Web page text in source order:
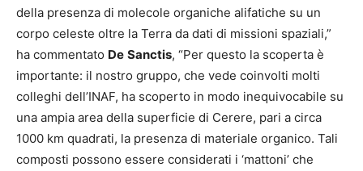
della presenza di molecole organiche alifatiche su un
corpo celeste oltre la Terra da dati di missioni spaziali,”
ha commentato De Sanctis, “Per questo la scoperta è
importante: il nostro gruppo, che vede coinvolti molti
colleghi dell’INAF, ha scoperto in modo inequivocabile su
una ampia area della superficie di Cerere, pari a circa
1000 km quadrati, la presenza di materiale organico. Tali
composti possono essere considerati i ‘mattoni’ che